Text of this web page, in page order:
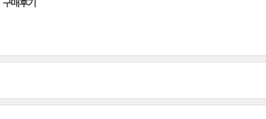
구매후기